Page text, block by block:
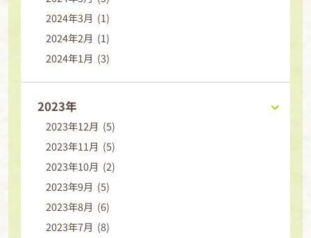
2024年3月 (1)
2024年2月 (1)
2024年1月 (3)
2023年
2023年12月 (5)
2023年11月 (5)
2023年10月 (2)
2023年9月 (5)
2023年8月 (6)
2023年7月 (8)